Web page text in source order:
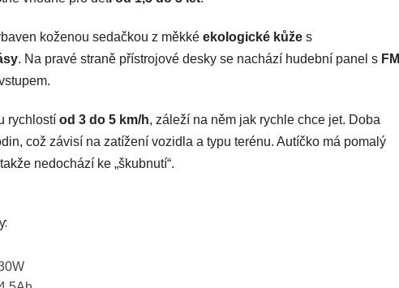
koženou sedačkou z měkkéekologické kůžes
. Na pravé straně přístrojové desky se nachází hudební panel s FM
rychlostí od 3 do 5 km/h, záleží na něm jak rychle chce jet. Doba
což závisí na zatížení vozidla a typu terénu. Autíčko má pomalý
nedochází ke „škubnutí“.